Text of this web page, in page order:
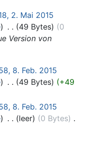
2. Mai 2015
49 Bytes
0
Version von
8. Feb. 2015
49 Bytes
+49
8. Feb. 2015
leer 0 Bytes